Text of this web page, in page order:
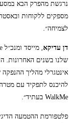
מספקים ללקוחות
לצמיחה״.
דן עדיקא
שלנו בשנים האחרונות.
אינטגרלי מהליך
להיכנס לתפקיד עם מטרה
WalkMe בעתיד״.